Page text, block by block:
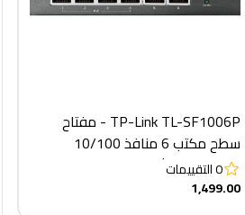
TP-Link TL-SF1006P - مفتاح
سطح مكتب 6 منافذ 10/100
ميجابت في الثانية مع 4 منافذ PoE+
0التقييمات
1,499.00